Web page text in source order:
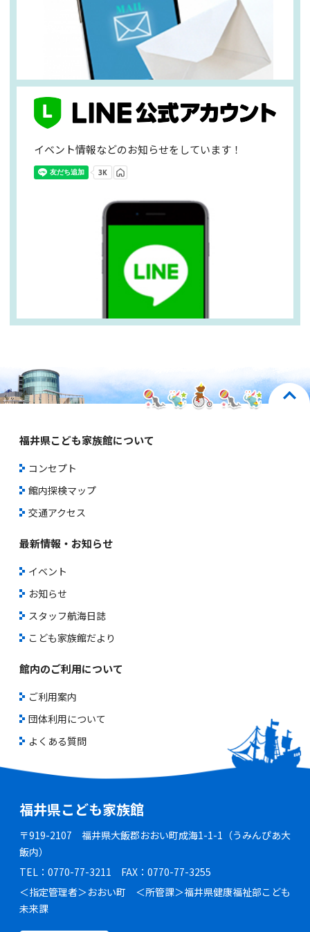
イベント情報などのお知らせをしています！
福井県こども家族館について
コンセプト
館内探検マップ
交通アクセス
最新情報・お知らせ
イベント
お知らせ
スタッフ航海日誌
こども家族館だより
館内のご利用について
ご利用案内
団体利用について
よくある質問
福井県こども家族館
〒919-2107 福井県大飯郡おおい町成海1-1-1（うみんぴあ大
飯内）
TEL：0770-77-3211 FAX：0770-77-3255
＜指定管理者＞おおい町 ＜所管課＞福井県健康福祉部こども
未来課